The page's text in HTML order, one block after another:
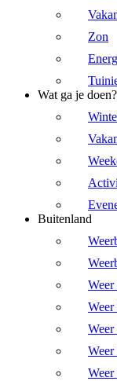
Zon
Wat ga je doen?
Buitenland
Weer